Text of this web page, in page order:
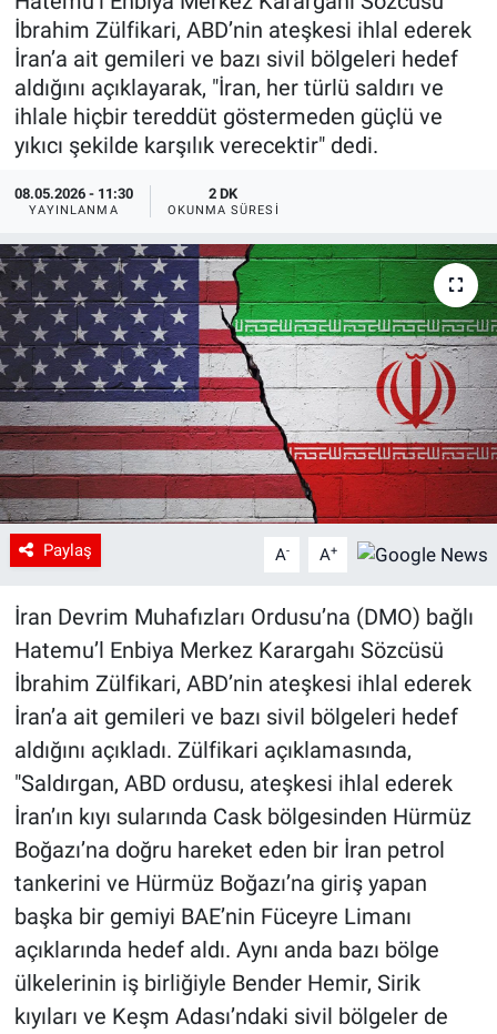
İbrahim Zülfikari, ABD’nin ateşkesi ihlal ederek
İran’a ait gemileri ve bazı sivil bölgeleri hedef
aldığını açıklayarak, "İran, her türlü saldırı ve
ihlale hiçbir tereddüt göstermeden güçlü ve
yıkıcı şekilde karşılık verecektir" dedi.
08.05.2026 - 11:30
YAYINLANMA
2 DK
OKUNMA SÜRESI
Paylaş A- A+
İran Devrim Muhafızları Ordusu’na (DMO) bağlı
Hatemu’l Enbiya Merkez Karargahı Sözcüsü
İbrahim Zülfikari, ABD’nin ateşkesi ihlal ederek
İran’a ait gemileri ve bazı sivil bölgeleri hedef
aldığını açıkladı. Zülfikari açıklamasında,
"Saldırgan, ABD ordusu, ateşkesi ihlal ederek
İran’ın kıyı sularında Cask bölgesinden Hürmüz
Boğazı’na doğru hareket eden bir İran petrol
tankerini ve Hürmüz Boğazı’na giriş yapan
başka bir gemiyi BAE’nin Füceyre Limanı
açıklarında hedef aldı. Aynı anda bazı bölge
ülkelerinin iş birliğiyle Bender Hemir, Sirik
kıyıları ve Keşm Adası’ndaki sivil bölgeler de